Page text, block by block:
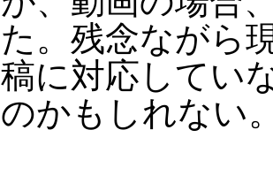
た。残念ながら
稿に対応してい
のかもしれない